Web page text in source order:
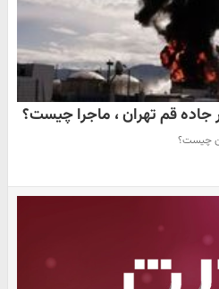
قم تهران ، ماجرا چیست؟
‌چیست؟